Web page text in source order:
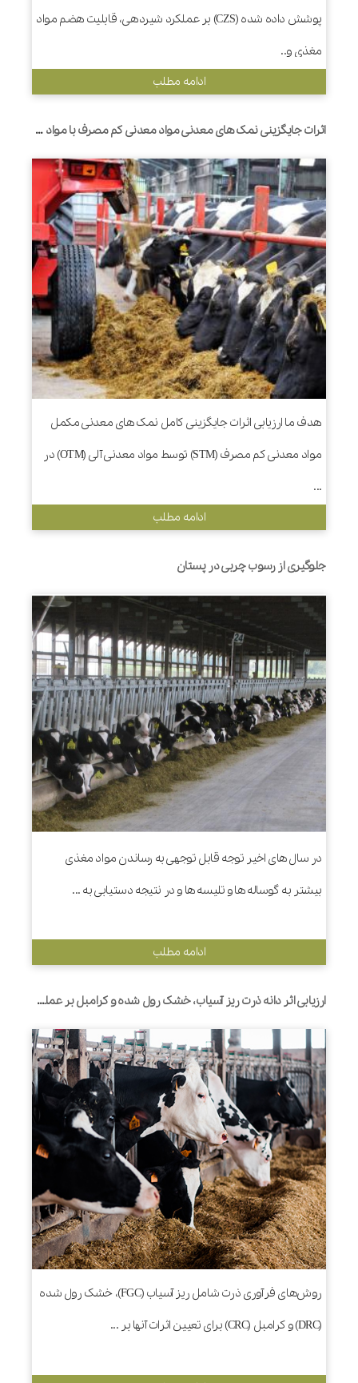
پوشش داده شده (CZS) بر عملکرد شیردهی، قابلیت هضم مواد
مغذی و..
ادامه مطلب
اثرات جایگزینی نمک های معدنی مواد معدنی کم مصرف با مواد معدنی آلی در جیره های قبل و بعد از زایمان بر رفتار تغذیه، تخمیر شکمبه و عملکرد گاوهای شیری
هدف ما ارزیابی اثرات جایگزینی کامل نمک های معدنی مکمل
مواد معدنی کم مصرف (STM) توسط مواد معدنی آلی (OTM) در
...
ادامه مطلب
جلوگیری از رسوب چربی در پستان
در سال های اخیر توجه قابل توجهی به رساندن مواد مغذی
بیشتر به گوساله ها و تلیسه ها و در نتیجه دستیابی به ...
ادامه مطلب
ارزیابی اثر دانه ذرت ریز آسیاب، خشک رول شده و کرامبل بر عملکرد، رفتار تغذیه ای و هضم نشاسته در تلیسه های شیری هلشتاین
روش‌های فرآوری ذرت شامل ریز آسیاب (FGC)، خشک رول شده
(DRC) و کرامبل (CRC) برای تعیین اثرات آنها بر ...